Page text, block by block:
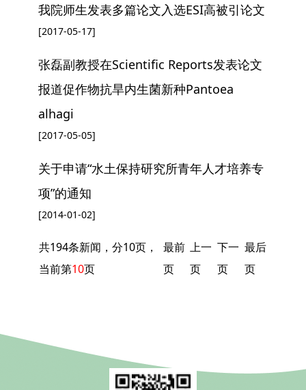
我院师生发表多篇论文入选ESI高被引论文
[2017-05-17]
张磊副教授在Scientific Reports发表论文
报道促作物抗旱内生菌新种Pantoea
alhagi
[2017-05-05]
关于申请“水土保持研究所青年人才培养专
项”的通知
[2014-01-02]
共194条新闻，分10页，
当前第10页
最前
页
上一
页
下一
页
最后
页